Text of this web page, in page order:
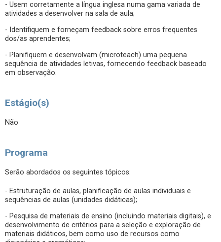
- Usem corretamente a língua inglesa numa gama variada de
atividades a desenvolver na sala de aula;
- Identifiquem e forneçam feedback sobre erros frequentes
dos/as aprendentes;
- Planifiquem e desenvolvam (microteach) uma pequena
sequência de atividades letivas, fornecendo feedback baseado
em observação.
Estágio(s)
Não
Programa
Serão abordados os seguintes tópicos:
- Estruturação de aulas, planificação de aulas individuais e
sequências de aulas (unidades didáticas);
- Pesquisa de materiais de ensino (incluindo materiais digitais), e
desenvolvimento de critérios para a seleção e exploração de
materiais didáticos, bem como uso de recursos como